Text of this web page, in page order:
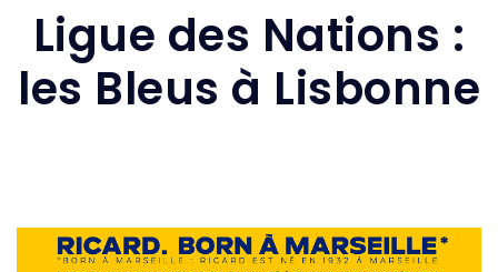
Ligue des Nations :
les Bleus à Lisbonne